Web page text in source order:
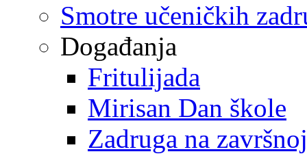
Smotre učeničkih
Događanja
Fritulijada
Mirisan Dan škole
Zadruga na